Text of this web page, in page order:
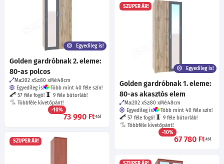
Egyedileg is!
Golden gardróbnak 2. eleme:
80-as polcos
Ma:202 Sz:80 Mé:48cm
Egyedileg is!
Több mint 40 féle szín!
57 féle fogó!
9 féle bútorláb!
Többféle kivetőpánt!
-10%
73 990 Ft-tól
SZUPER ÁR!
Egyedileg is!
Golden gardróbnak 1. eleme:
80-as akasztós elem
Ma:202 Sz:80 Mé:48cm
Egyedileg is!
Több mint 40 féle szín!
57 féle fogó!
9 féle bútorláb!
Többféle kivetőpánt!
-10%
67 780 Ft-tól
SZUPER ÁR!